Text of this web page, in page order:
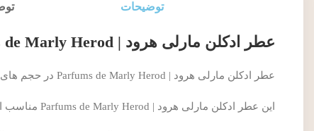
توضیحات
عطر ادکلن مارلی هرود | Parfums de Marly Herod
عطر ادکلن مارلی هرود | Parfums de Marly Herod در حجم های مختلف وجود دارد.
این عطر ادکلن مارلی هرود | Parfums de Marly Herod مناسب اقایان می باشد.